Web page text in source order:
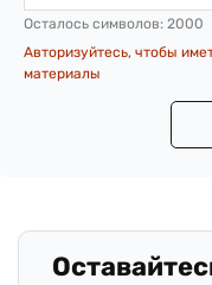
Осталось символов: 2000
Авторизуйтесь, чтобы
материалы